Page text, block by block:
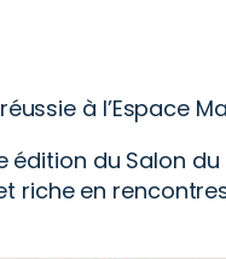
à l’Espace
édition du Salon
riche en